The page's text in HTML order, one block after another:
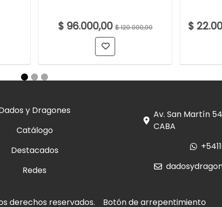
$ 96.000,00$ 120.000,00 $
y Dragones
Catálogo
Destacados
Redes
Av. San Martín
CABA
derechos reservados. Botón de arrepentimiento